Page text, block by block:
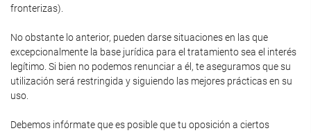
fronterizas).
No obstante lo anterior, pueden darse situaciones en las que
excepcionalmente la base jurídica para el tratamiento sea el interés
legítimo. Si bien no podemos renunciar a él, te aseguramos que su
utilización será restringida y siguiendo las mejores prácticas en su
uso.
Debemos infórmate que es posible que tu oposición a ciertos